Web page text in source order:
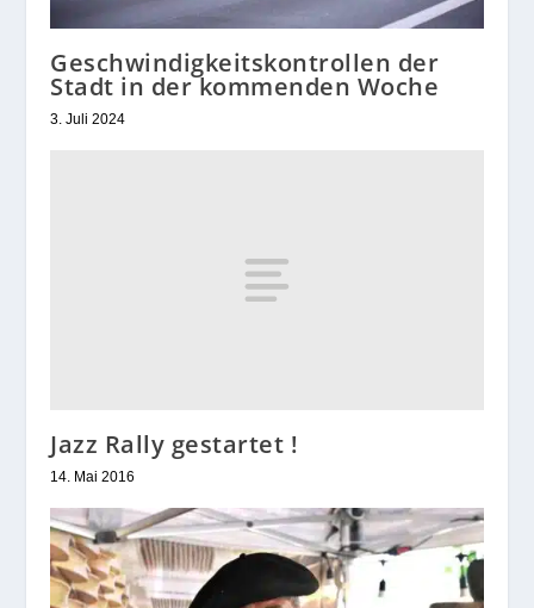
Geschwindigkeitskontrollen der
Stadt in der kommenden Woche
3. Juli 2024
Jazz Rally gestartet !
14. Mai 2016